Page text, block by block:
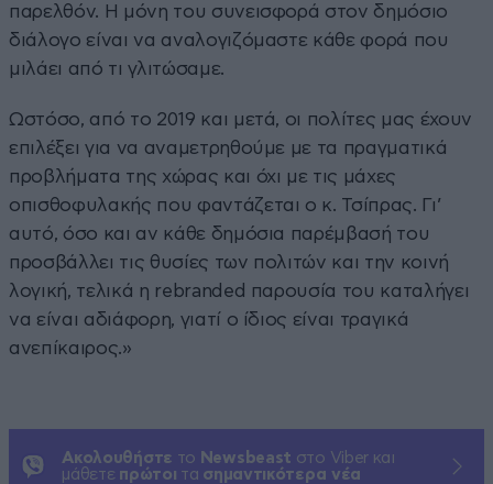
παρελθόν. Η μόνη του συνεισφορά στον δημόσιο
διάλογο είναι να αναλογιζόμαστε κάθε φορά που
μιλάει από τι γλιτώσαμε.
Ωστόσο, από το 2019 και μετά, οι πολίτες μας έχουν
επιλέξει για να αναμετρηθούμε με τα πραγματικά
προβλήματα της χώρας και όχι με τις μάχες
οπισθοφυλακής που φαντάζεται ο κ. Τσίπρας. Γι’
αυτό, όσο και αν κάθε δημόσια παρέμβασή του
προσβάλλει τις θυσίες των πολιτών και την κοινή
λογική, τελικά η rebranded παρουσία του καταλήγει
να είναι αδιάφορη, γιατί ο ίδιος είναι τραγικά
ανεπίκαιρος.»
Ακολουθήστε το Newsbeast στο Viber και
μάθετε πρώτοι τα σημαντικότερα νέα